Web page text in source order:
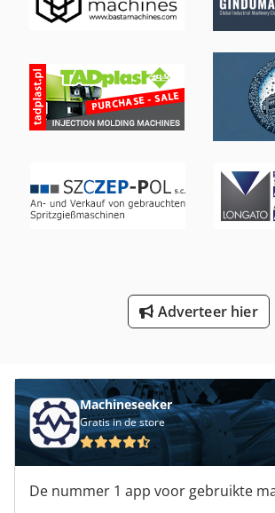
Druk Op Sleep
Dubbele Drukpers
Dws 200
Ir Droger
Label Drukmachine
Scherm Drukmachine
Teach In Draaibank
Adverteer hier
Machineseeker
Gratis in de store
De nummer 1 app voor gebruikte